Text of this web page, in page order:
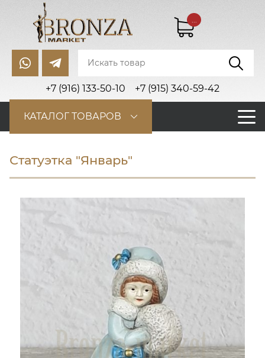
+7 (916) 133-50-10 +7 (915) 340-59-42
...
КАТАЛОГ ТОВАРОВ
Статуэтка "Январь"